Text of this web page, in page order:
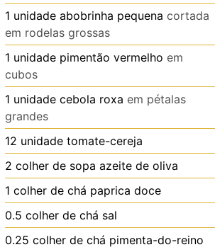
1 unidade abobrinha pequena cortada
em rodelas grossas
1 unidade pimentão vermelho em
cubos
1 unidade cebola roxa em pétalas
grandes
12 unidade tomate-cereja
2 colher de sopa azeite de oliva
1 colher de chá paprica doce
0.5 colher de chá sal
0.25 colher de chá pimenta-do-reino